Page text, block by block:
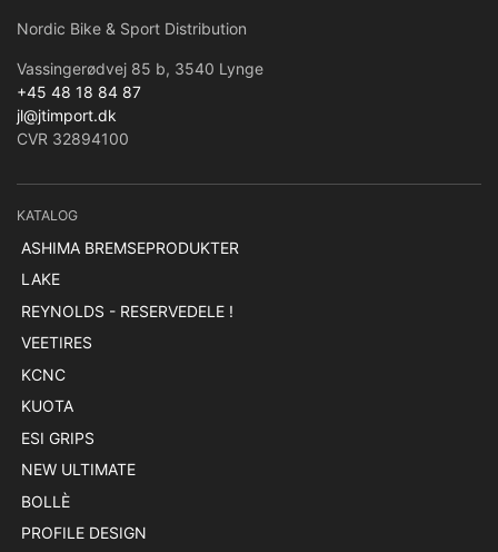
Nordic Bike & Sport Distribution
Vassingerødvej 85 b, 3540 Lynge
+45 48 18 84 87
jl@jtimport.dk
CVR 32894100
KATALOG
ASHIMA BREMSEPRODUKTER
LAKE
REYNOLDS - RESERVEDELE !
VEETIRES
KCNC
KUOTA
ESI GRIPS
NEW ULTIMATE
BOLLÈ
PROFILE DESIGN